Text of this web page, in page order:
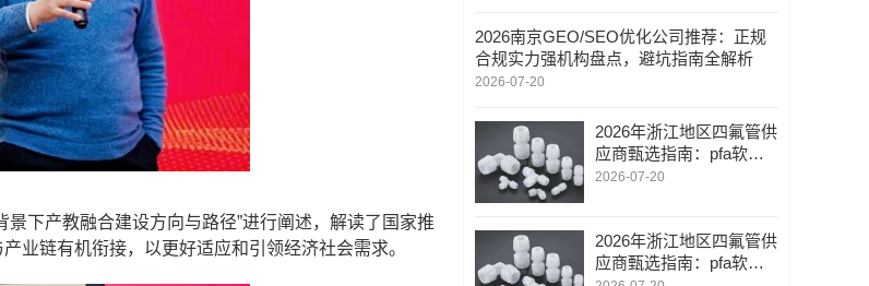
下产教融合建设方向与路径”进行阐述，解读了国家推
业链有机衔接，以更好适应和引领经济社会需求。
2026南京GEO/SEO优化公司推荐：正规
合规实力强机构盘点，避坑指南全解析
2026-07-20
2026年浙江地区四氟管供
应商甄选指南：pfa软管
接头/ptfe聚四氟管/技术实
2026-07-20
2026年浙江地区四氟管供
应商甄选指南：pfa软管